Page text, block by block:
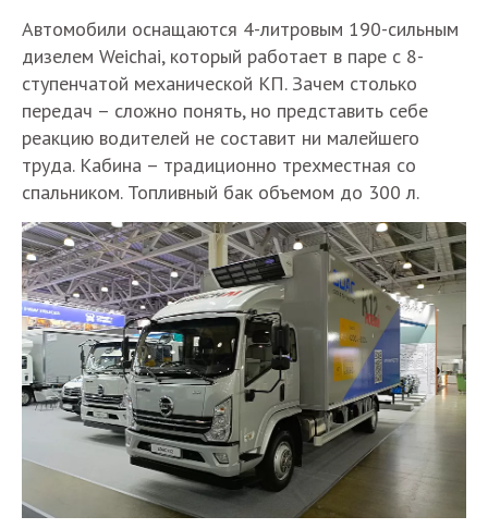
Автомобили оснащаются 4-литровым 190-сильным
дизелем Weichai, который работает в паре с 8-
ступенчатой механической КП. Зачем столько
передач – сложно понять, но представить себе
реакцию водителей не составит ни малейшего
труда. Кабина – традиционно трехместная со
спальником. Топливный бак объемом до 300 л.